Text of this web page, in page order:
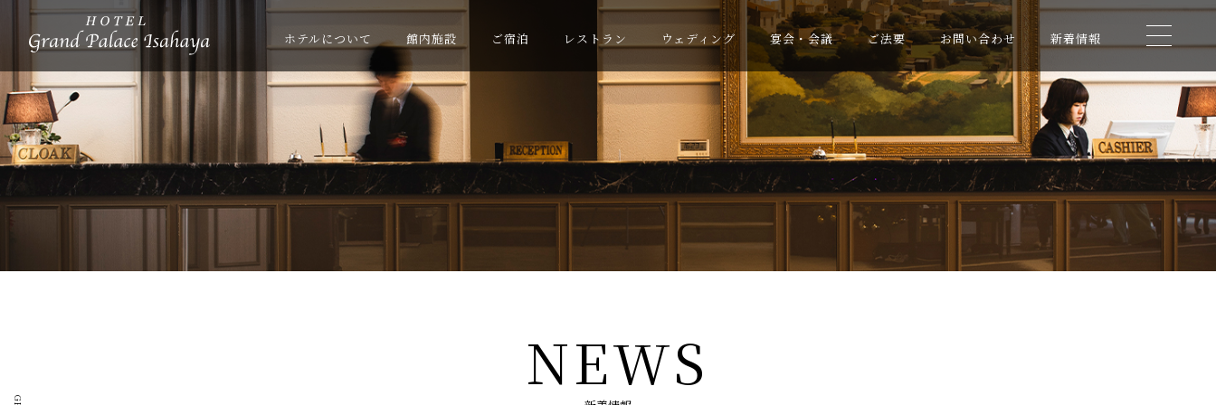
ホテルについて 館内施設 ご宿泊 レストラン ウェディング 宴会・会議 ご法要 お問い合わせ 新着情報
NEWS